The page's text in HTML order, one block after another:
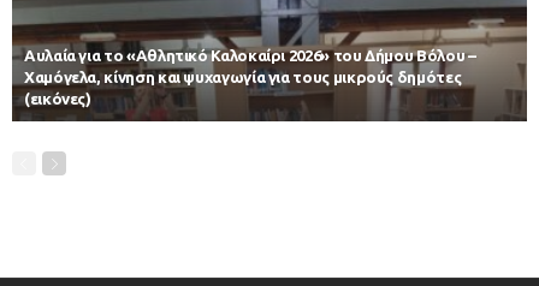
Αυλαία για το «Αθλητικό Καλοκαίρι 2026» του Δήμου Βόλου –
Χαμόγελα, κίνηση και ψυχαγωγία για τους μικρούς δημότες
(εικόνες)